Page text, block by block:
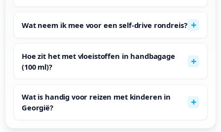
Wat neem ik mee voor een self-drive rondreis?
Hoe zit het met vloeistoffen in handbagage
(100 ml)?
Wat is handig voor reizen met kinderen in
Georgië?